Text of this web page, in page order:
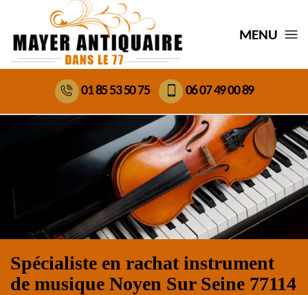
MENU
01 85 53 50 75 06 07 49 00 89
Spécialiste en rachat instrument
de musique Noyen Sur Seine 77114